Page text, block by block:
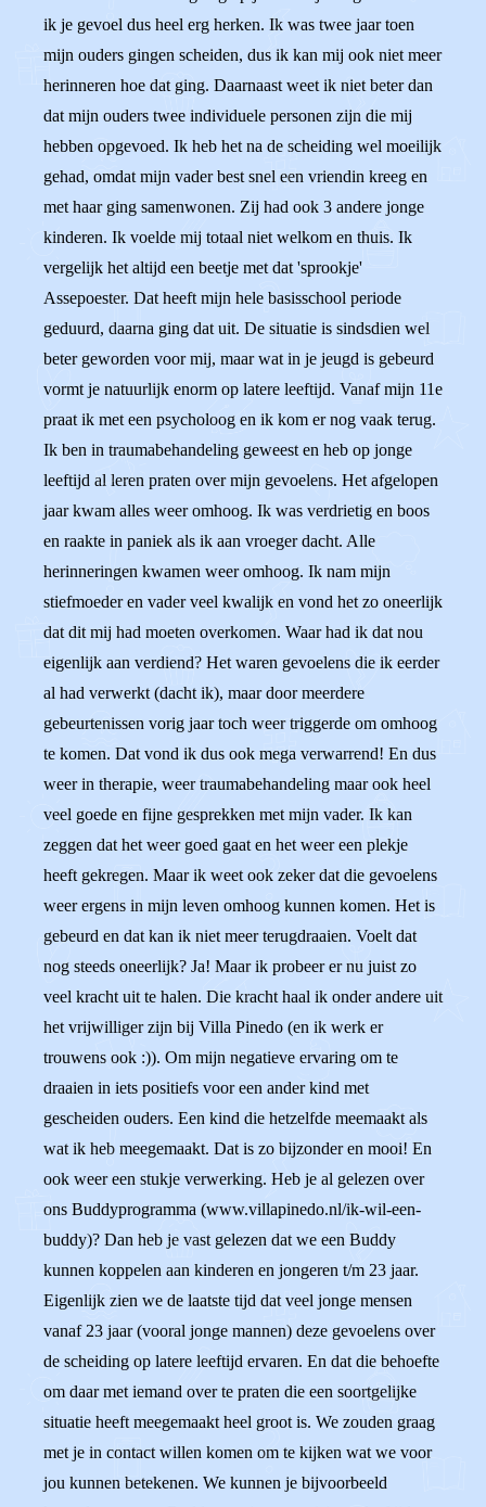
ik je gevoel dus heel erg herken. Ik was twee jaar toen
mijn ouders gingen scheiden, dus ik kan mij ook niet meer
herinneren hoe dat ging. Daarnaast weet ik niet beter dan
dat mijn ouders twee individuele personen zijn die mij
hebben opgevoed. Ik heb het na de scheiding wel moeilijk
gehad, omdat mijn vader best snel een vriendin kreeg en
met haar ging samenwonen. Zij had ook 3 andere jonge
kinderen. Ik voelde mij totaal niet welkom en thuis. Ik
vergelijk het altijd een beetje met dat 'sprookje'
Assepoester. Dat heeft mijn hele basisschool periode
geduurd, daarna ging dat uit. De situatie is sindsdien wel
beter geworden voor mij, maar wat in je jeugd is gebeurd
vormt je natuurlijk enorm op latere leeftijd. Vanaf mijn 11e
praat ik met een psycholoog en ik kom er nog vaak terug.
Ik ben in traumabehandeling geweest en heb op jonge
leeftijd al leren praten over mijn gevoelens. Het afgelopen
jaar kwam alles weer omhoog. Ik was verdrietig en boos
en raakte in paniek als ik aan vroeger dacht. Alle
herinneringen kwamen weer omhoog. Ik nam mijn
stiefmoeder en vader veel kwalijk en vond het zo oneerlijk
dat dit mij had moeten overkomen. Waar had ik dat nou
eigenlijk aan verdiend? Het waren gevoelens die ik eerder
al had verwerkt (dacht ik), maar door meerdere
gebeurtenissen vorig jaar toch weer triggerde om omhoog
te komen. Dat vond ik dus ook mega verwarrend! En dus
weer in therapie, weer traumabehandeling maar ook heel
veel goede en fijne gesprekken met mijn vader. Ik kan
zeggen dat het weer goed gaat en het weer een plekje
heeft gekregen. Maar ik weet ook zeker dat die gevoelens
weer ergens in mijn leven omhoog kunnen komen. Het is
gebeurd en dat kan ik niet meer terugdraaien. Voelt dat
nog steeds oneerlijk? Ja! Maar ik probeer er nu juist zo
veel kracht uit te halen. Die kracht haal ik onder andere uit
het vrijwilliger zijn bij Villa Pinedo (en ik werk er
trouwens ook :)). Om mijn negatieve ervaring om te
draaien in iets positiefs voor een ander kind met
gescheiden ouders. Een kind die hetzelfde meemaakt als
wat ik heb meegemaakt. Dat is zo bijzonder en mooi! En
ook weer een stukje verwerking. Heb je al gelezen over
ons Buddyprogramma (www.villapinedo.nl/ik-wil-een-
buddy)? Dan heb je vast gelezen dat we een Buddy
kunnen koppelen aan kinderen en jongeren t/m 23 jaar.
Eigenlijk zien we de laatste tijd dat veel jonge mensen
vanaf 23 jaar (vooral jonge mannen) deze gevoelens over
de scheiding op latere leeftijd ervaren. En dat die behoefte
om daar met iemand over te praten die een soortgelijke
situatie heeft meegemaakt heel groot is. We zouden graag
met je in contact willen komen om te kijken wat we voor
jou kunnen betekenen. We kunnen je bijvoorbeeld